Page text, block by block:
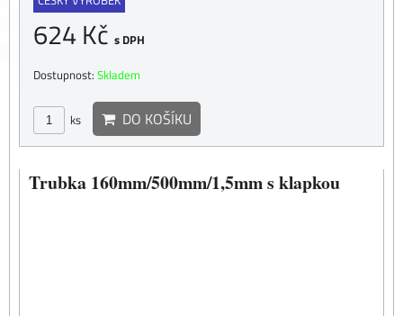
624 Kč s DPH
Dostupnost: Skladem
ks DO KOŠÍKU
Trubka 160mm/500mm/1,5mm s klapkou